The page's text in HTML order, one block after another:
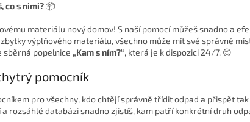
co s nimi?📦
materiálu nový domov! S naší pomocí můžeš snadno a
výplňového materiálu, všechno může mít své správné
sběrná popelnice „Kam s ním?“, která je k dispozici 24/7. 😊
pomocník
pro všechny, kdo chtějí správně třídit odpad a přispět
rozsáhlé databázi snadno zjistíš, kam patří konkrétní druh